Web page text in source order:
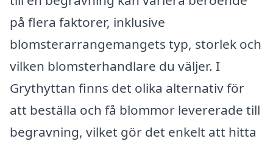
på flera faktorer, inklusive
blomsterarrangemangets typ, storlek och
vilken blomsterhandlare du väljer. I
Grythyttan finns det olika alternativ för
att beställa och få blommor levererade till
begravning, vilket gör det enkelt att hitta